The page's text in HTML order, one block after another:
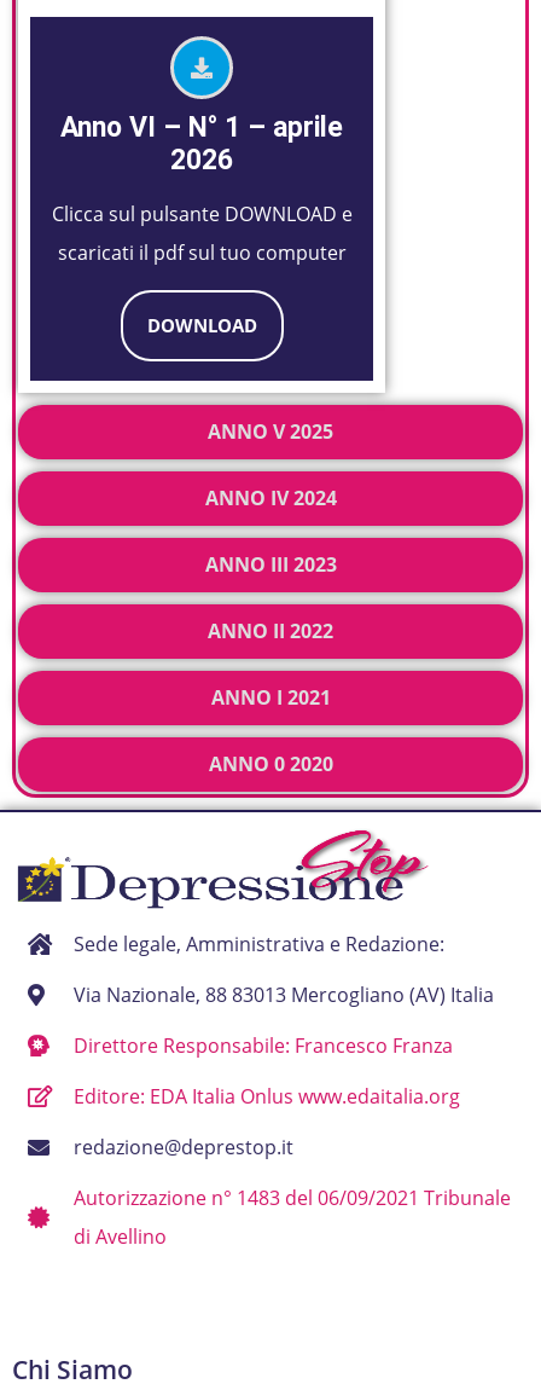
ANNO V 2025
ANNO IV 2024
ANNO III 2023
ANNO II 2022
ANNO I 2021
ANNO 0 2020
Anno VI – N° 1 – aprile
2026
Clicca sul pulsante DOWNLOAD e
scaricati il pdf sul tuo computer
DOWNLOAD
Sede legale, Amministrativa e Redazione:
Via Nazionale, 88 83013 Mercogliano (AV) Italia
Direttore Responsabile: Francesco Franza
Editore: EDA Italia Onlus www.edaitalia.org
redazione@deprestop.it
Autorizzazione n° 1483 del 06/09/2021 Tribunale
di Avellino
Chi Siamo